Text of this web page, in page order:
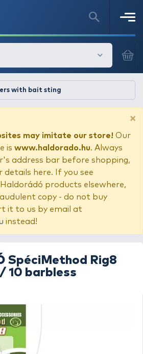
with bait sting
×
may imitate our store! Our
is www.haldorado.hu. Always
address bar before shopping,
details here. If you see
products elsewhere,
copy - do not buy
it to us by email at
instead!
SpéciMethod Rig8
/ 10 barbless